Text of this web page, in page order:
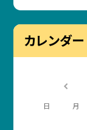
カレンダー
日 月